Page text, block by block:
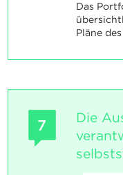
Das
Pläne
7
Die